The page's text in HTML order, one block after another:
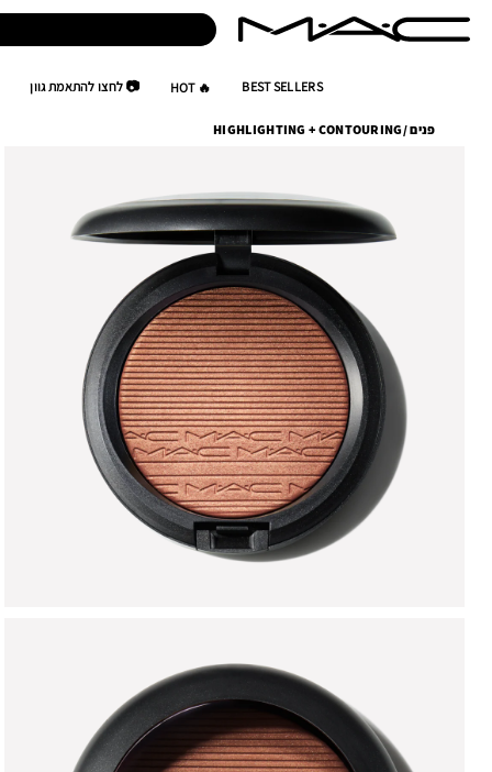
BEST SELLERS
🔥 HOT 📷 לחצו להתאמת גוון
פנים/
HIGHLIGHTING + CONTOURING